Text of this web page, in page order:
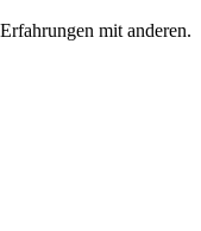
mit anderen.